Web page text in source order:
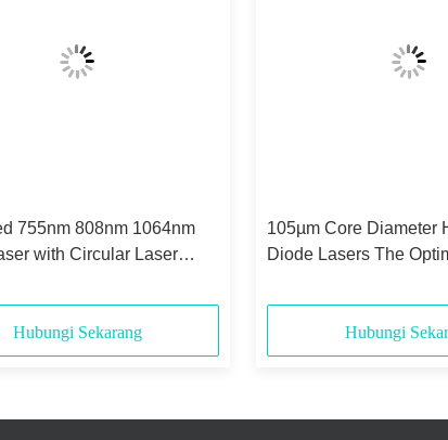
755nm 808nm 1064nm
with Circular Laser
Hubungi Sekarang
105µm Core Diameter
Diode Lasers The
Hubungi